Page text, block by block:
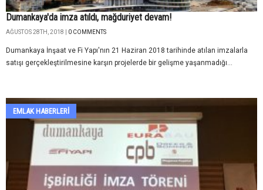
Dumankaya'da imza atıldı, mağduriyet devam!
AĞUSTOS 28TH, 2018 | 0 COMMENTS
Dumankaya İnşaat ve Fi Yapı'nın 21 Haziran 2018 tarihinde atılan imzalarla
satışı gerçekleştirilmesine karşın projelerde bir gelişme yaşanmadığı...
EMLAK HABERLERI